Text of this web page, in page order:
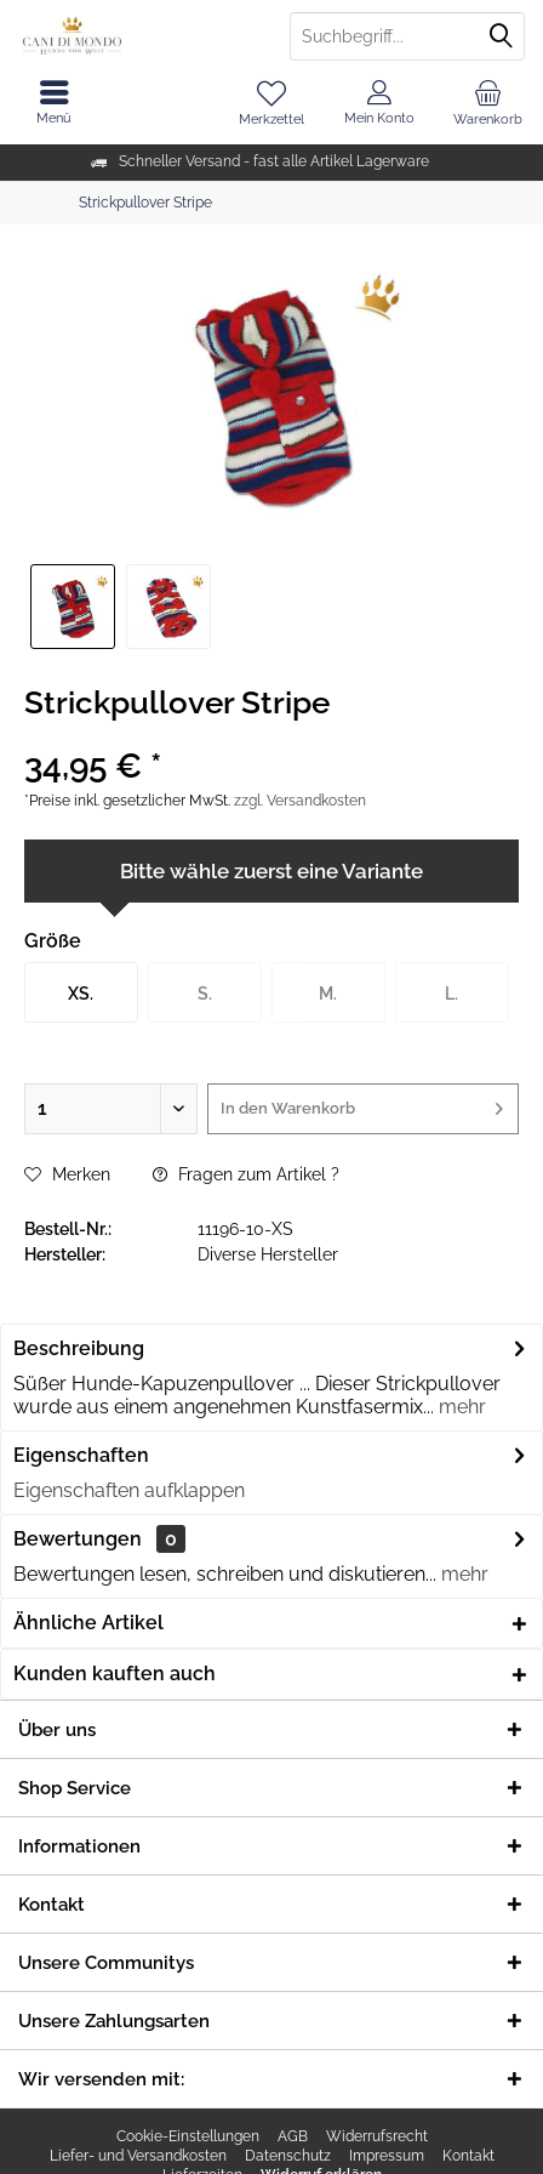
Schneller Versand - fast alle Artikel Lagerware
Warenkorb
Merkzettel Mein Konto
Menü
Strickpullover Stripe
Strickpullover Stripe
34,95 € *
*Preise inkl. gesetzlicher MwSt. zzgl. Versandkosten
Bitte wähle zuerst eine Variante
Größe
XS. S. M. L.
In den Warenkorb
Merken Fragen zum Artikel ?
Bestell-Nr.:
11196-10-XS
Hersteller:
Diverse Hersteller
Beschreibung
Süßer Hunde-Kapuzenpullover ... Dieser Strickpullover
wurde aus einem angenehmen Kunstfasermix... mehr
Eigenschaften
Eigenschaften aufklappen
Bewertungen
0
Bewertungen lesen, schreiben und diskutieren... mehr
Ähnliche Artikel
Kunden kauften auch
Über uns
Shop Service
Informationen
Kontakt
Unsere Communitys
Unsere Zahlungsarten
Wir versenden mit:
Cookie-Einstellungen AGB
Widerrufsrecht
Liefer- und Versandkosten
Datenschutz Impressum
Kontakt